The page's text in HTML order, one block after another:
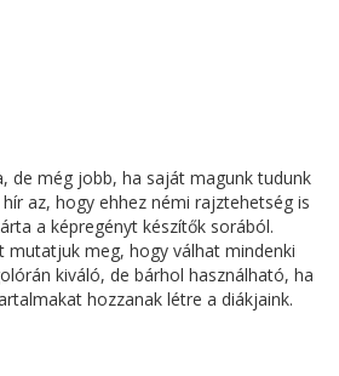
de még jobb, ha saját magunk tudunk
az, hogy ehhez némi rajztehetség is
a képregényt készítők sorából.
mutatjuk meg, hogy válhat mindenki
kiváló, de bárhol használható, ha
hozzanak létre a diákjaink.